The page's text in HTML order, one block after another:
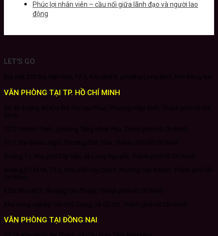
Phúc lợi nhân viên – cầu nối giữa lãnh đạo và người lao
động
LET'S GO
VĂN PHÒNG TẠI TP. HỒ CHÍ MINH
VĂN PHÒNG TẠI ĐỒNG NAI